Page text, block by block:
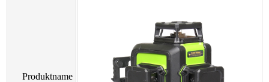
Produktname